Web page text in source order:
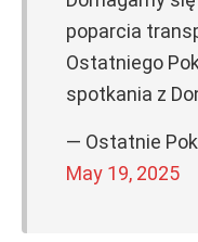
poparcia
Ostatniego
spotkania z
— Ostatnie
May 19, 2025